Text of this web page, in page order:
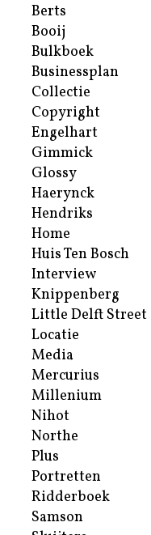
Berts
Booij
Bulkboek
Businessplan
Collectie
Copyright
Engelhart
Gimmick
Glossy
Haerynck
Hendriks
Home
Huis Ten Bosch
Interview
Knippenberg
Little Delft Street
Locatie
Media
Mercurius
Millenium
Nihot
Northe
Plus
Portretten
Ridderboek
Samson